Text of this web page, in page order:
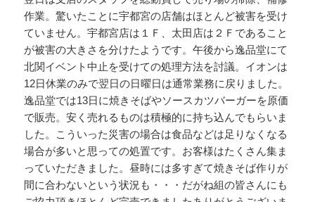
作業。驚いたことに宇都宮の店舗はほとんど被害を受け
ていません。宇都宮店は１Ｆ、太田店は２Ｆであること
が被害の大きさを分けたようです。午後から逸品堂にて
北関イベント中止を受けての処理方法を討議。イオンは
12日休業のみで翌日の日曜日は通常業務に戻りました。
逸品堂では13日に焼きそばやソースカツバーガーを原価
で販売。安く売れるものは積極的に持ち込んでもらいま
した。こういった災害の場合は食品などは足りなくなる
場合が多いと思っての処置です。お客様はたくさん集ま
っていただきました。昼時には多すぎて焼きそば作りが
間に合わないという状況も・・・だがね組の皆さんにも